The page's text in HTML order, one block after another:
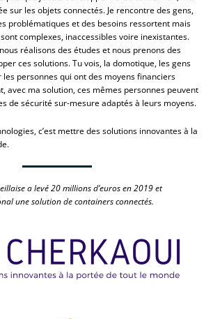
sur les objets connectés. Je rencontre des gens,
problématiques et des besoins ressortent mais
sont complexes, inaccessibles voire inexistantes.
réalisons des études et nous prenons des
ces solutions. Tu vois, la domotique, les gens
les personnes qui ont des moyens financiers
avec ma solution, ces mêmes personnes peuvent
de sécurité sur-mesure adaptés à leurs moyens.
c’est mettre des solutions innovantes à la
a levé 20 millions d’euros en 2019 et
une solution de containers connectés.